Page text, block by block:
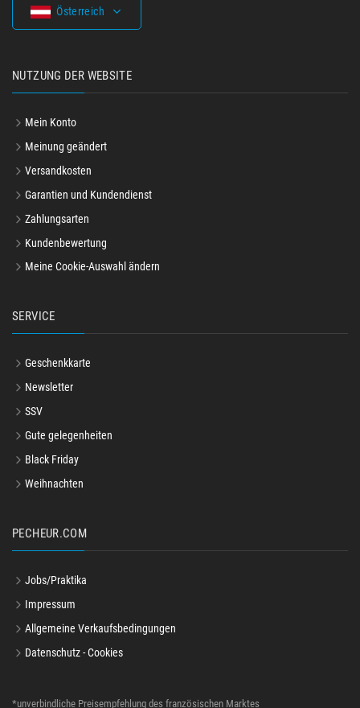
Österreich
NUTZUNG DER WEBSITE
Mein Konto
Meinung geändert
Versandkosten
Garantien und Kundendienst
Zahlungsarten
Kundenbewertung
Meine Cookie-Auswahl ändern
SERVICE
Geschenkkarte
Newsletter
SSV
Gute gelegenheiten
Black Friday
Weihnachten
PECHEUR.COM
Jobs/Praktika
Impressum
Allgemeine Verkaufsbedingungen
Datenschutz - Cookies
*unverbindliche Preisempfehlung des französischen Marktes